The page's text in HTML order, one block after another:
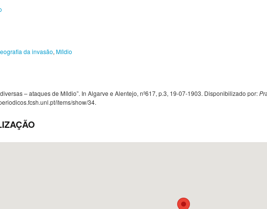
da invasão, Míldio
– ataques de Míldio”. In Algarve e Alentejo, nº617, p.3, 19-07-1903. Disponibilizado por:
items/show/34.